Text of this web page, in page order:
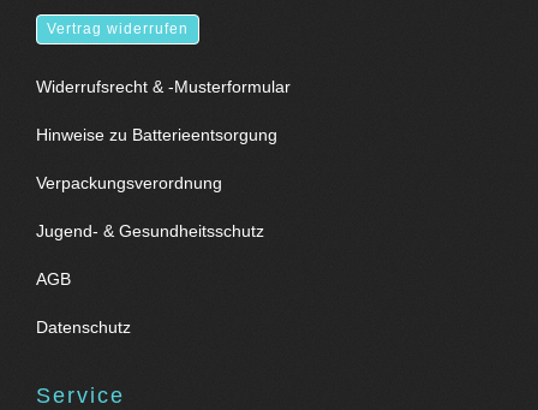
Vertrag widerrufen
Widerrufsrecht & -Musterformular
Hinweise zu Batterieentsorgung
Verpackungsverordnung
Jugend- & Gesundheitsschutz
AGB
Datenschutz
Service